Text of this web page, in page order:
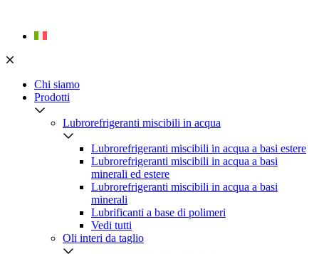
content
Chi siamo
Prodotti
Lubrorefrigeranti miscibili in acqua
Lubrorefrigeranti miscibili in acqua a basi estere
Lubrorefrigeranti miscibili in acqua a basi
minerali ed estere
Lubrorefrigeranti miscibili in acqua a basi
minerali
Lubrificanti a base di polimeri
Vedi tutti
Oli interi da taglio